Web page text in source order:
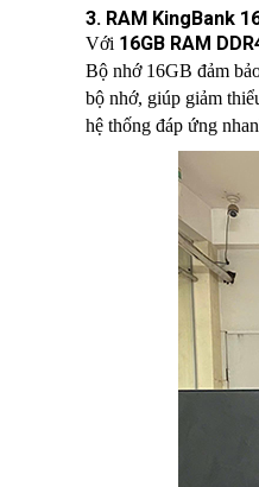
3. RAM KingBank
Với 16GB RAM
Bộ nhớ 16GB đảm
bộ nhớ, giúp giảm
hệ thống đáp ứng